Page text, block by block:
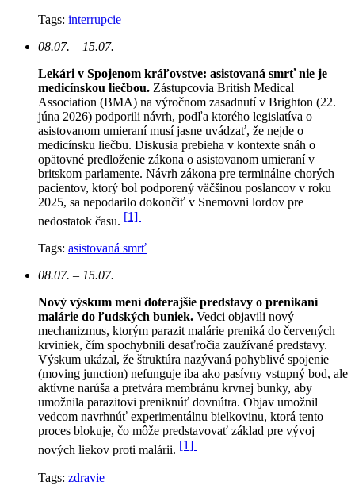
Tags: interrupcie
08.07. – 15.07.
Lekári v Spojenom kráľovstve: asistovaná smrť nie je
medicínskou liečbou. Zástupcovia British Medical
Association (BMA) na výročnom zasadnutí v Brighton (22.
júna 2026) podporili návrh, podľa ktorého legislatíva o
asistovanom umieraní musí jasne uvádzať, že nejde o
medicínsku liečbu. Diskusia prebieha v kontexte snáh o
opätovné predloženie zákona o asistovanom umieraní v
britskom parlamente. Návrh zákona pre terminálne chorých
pacientov, ktorý bol podporený väčšinou poslancov v roku
2025, sa nepodarilo dokončiť v Snemovni lordov pre
nedostatok času. [1]
Tags: asistovaná smrť
08.07. – 15.07.
Nový výskum mení doterajšie predstavy o prenikaní
malárie do ľudských buniek. Vedci objavili nový
mechanizmus, ktorým parazit malárie preniká do červených
krviniek, čím spochybnili desaťročia zaužívané predstavy.
Výskum ukázal, že štruktúra nazývaná pohyblivé spojenie
(moving junction) nefunguje iba ako pasívny vstupný bod, ale
aktívne narúša a pretvára membránu krvnej bunky, aby
umožnila parazitovi preniknúť dovnútra. Objav umožnil
vedcom navrhnúť experimentálnu bielkovinu, ktorá tento
proces blokuje, čo môže predstavovať základ pre vývoj
nových liekov proti malárii. [1]
Tags: zdravie